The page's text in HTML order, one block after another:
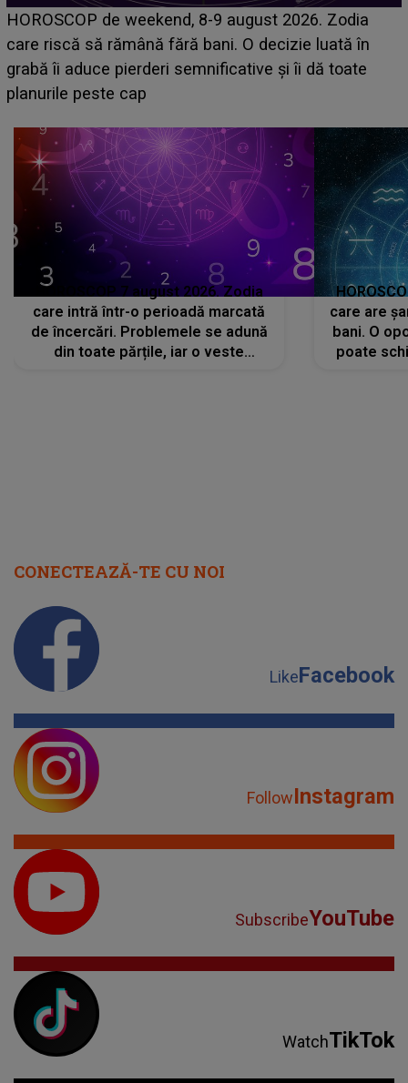
Emanuel a ținut ACEST DETALIU ASCUNS până
acum! În fața Alexandrei, concurentul din Casa Iubirii
face o MĂRTURISIRE NEAȘTEPTATĂ despre mama
sa: "I-am spus și ei în față, eu nu te iubesc pentru
HOROSCOP 7 august 2026. Zodia
care intră într-o perioadă marcată
de încercări. Problemele se adună
din toate părțile, iar o veste
care are
bani. O
poate
CONECTEAZĂ-TE CU NOI
LikeFacebook
FollowInstagram
SubscribeYouTube
WatchTikTok